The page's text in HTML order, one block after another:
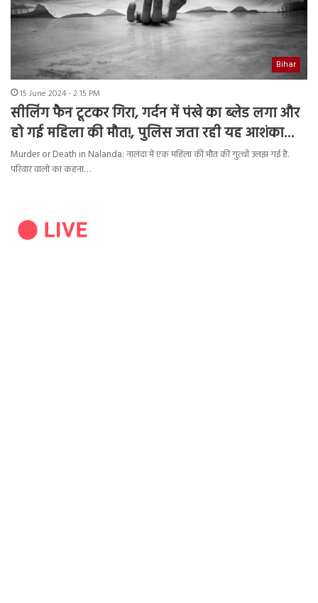
Bihar
15 June 2024 - 2:15 PM
सीलिंग फैन टूटकर गिरा, गर्दन में पंखे का ब्लेड लगा और
हो गई महिला की मौत!, पुलिस जता रही यह आशंका…
Murder or Death in Nalanda: नालंदा में एक महिला की मौत की गुत्थी उलझ गई है.
परिवार वालों का कहना…